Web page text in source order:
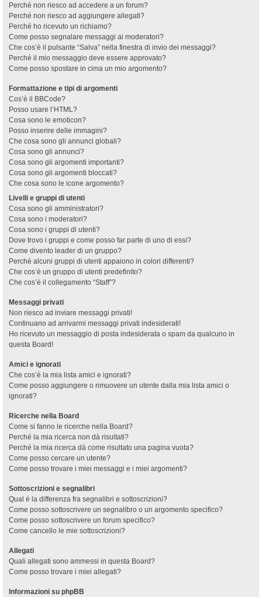
Perché non riesco ad accedere a un forum?
Perché non riesco ad aggiungere allegati?
Perché ho ricevuto un richiamo?
Come posso segnalare messaggi ai moderatori?
Che cos’è il pulsante “Salva” nella finestra di invio dei messaggi?
Perché il mio messaggio deve essere approvato?
Come posso spostare in cima un mio argomento?
Formattazione e tipi di argomenti
Cos’è il BBCode?
Posso usare l’HTML?
Cosa sono le emoticon?
Posso inserire delle immagini?
Che cosa sono gli annunci globali?
Cosa sono gli annunci?
Cosa sono gli argomenti importanti?
Cosa sono gli argomenti bloccati?
Che cosa sono le icone argomento?
Livelli e gruppi di utenti
Cosa sono gli amministratori?
Cosa sono i moderatori?
Cosa sono i gruppi di utenti?
Dove trovo i gruppi e come posso far parte di uno di essi?
Come divento leader di un gruppo?
Perché alcuni gruppi di utenti appaiono in colori differenti?
Che cos’è un gruppo di utenti predefinito?
Che cos’è il collegamento “Staff”?
Messaggi privati
Non riesco ad inviare messaggi privati!
Continuano ad arrivarmi messaggi privati indesiderati!
Ho ricevuto un messaggio di posta indesiderata o spam da qualcuno in
questa Board!
Amici e ignorati
Che cos’è la mia lista amici e ignorati?
Come posso aggiungere o rimuovere un utente dalla mia lista amici o
ignorati?
Ricerche nella Board
Come si fanno le ricerche nella Board?
Perché la mia ricerca non dà risultati?
Perché la mia ricerca dà come risultato una pagina vuota?
Come posso cercare un utente?
Come posso trovare i miei messaggi e i miei argomenti?
Sottoscrizioni e segnalibri
Qual è la differenza fra segnalibri e sottoscrizioni?
Come posso sottoscrivere un segnalibro o un argomento specifico?
Come posso sottoscrivere un forum specifico?
Come cancello le mie sottoscrizioni?
Allegati
Quali allegati sono ammessi in questa Board?
Come posso trovare i miei allegati?
Informazioni su phpBB